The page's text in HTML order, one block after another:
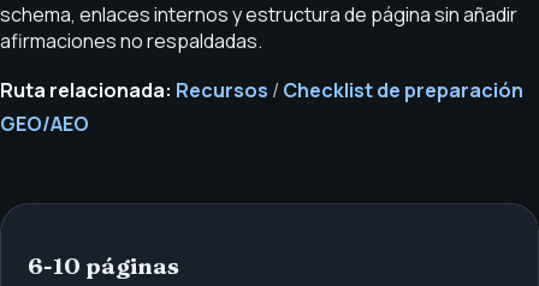
schema, enlaces internos y estructura de página sin añadir
afirmaciones no respaldadas.
Ruta relacionada: Recursos / Checklist de preparación
GEO/AEO
6-10 páginas